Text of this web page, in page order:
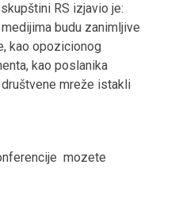
RS izjavio je:
budu zanimljive
kao opozicionog
kao poslanika
mreže istakli
mozete